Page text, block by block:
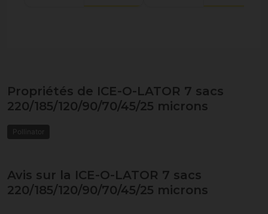
Propriétés de ICE-O-LATOR 7 sacs
220/185/120/90/70/45/25 microns
Pollinator
Avis sur la ICE-O-LATOR 7 sacs
220/185/120/90/70/45/25 microns